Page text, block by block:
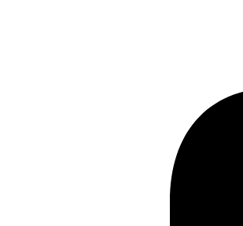
seguimos la línea de investigaciones
sociedades árabes dominante en
centra en un análisis de los aspectos
realidad a la que se descontextualiza
la geopolítica, que insiste en remitirlo
constantes árabes e islámicas. Eso es lo